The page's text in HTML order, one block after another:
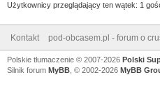
Użytkownicy przeglądający ten wątek: 1
Kontakt pod-obcasem.pl - forum o
Polskie tłumaczenie © 2007-2026 Polski
Silnik forum MyBB , © 2002-2026 MyBB